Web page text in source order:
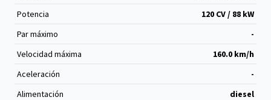
Potencia
120 CV / 88 kW
Par máximo
-
Velocidad máxima
160.0 km/h
Aceleración
-
Alimentación
diesel